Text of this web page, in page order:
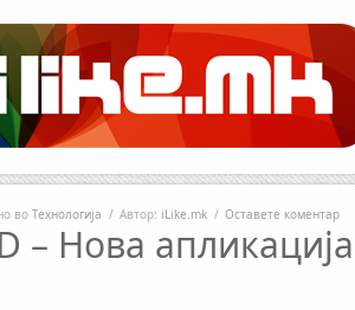
во Технологија / Автор: iLike.mk / Оставете коментар
– Нова